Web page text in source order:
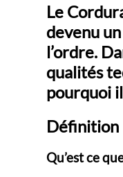
Le
devenu
l’ordre.
qualités
pourquoi
Définition
Qu’est ce